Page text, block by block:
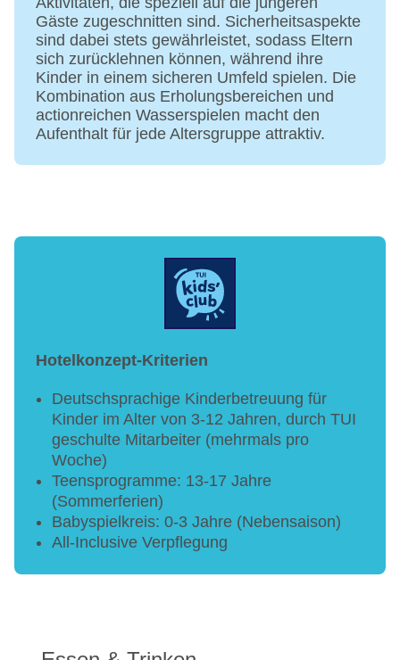
Internet: WLAN/WiFi, im gesamten Hotel
(Anlage): ohne Gebühr
Wäscheservice: gegen Gebühr
Zahlungsarten: TUI Card / VISA, MasterCard,
American Express
Haustiere nicht erlaubt
Gebäudeanzahl: 1, Etagen: 4, Zimmer: 389
Landeskategorie: 4 Sterne
Gäste zugeschnitten sind. Sicherheitsaspekte
sind dabei stets gewährleistet, sodass Eltern
sich zurücklehnen können, während ihre
Kinder in einem sicheren Umfeld spielen. Die
Kombination aus Erholungsbereichen und
actionreichen Wasserspielen macht den
Aufenthalt für jede Altersgruppe attraktiv.
Hotelkonzept-Kriterien
Deutschsprachige Kinderbetreuung für
Kinder im Alter von 3-12 Jahren, durch TUI
geschulte Mitarbeiter (mehrmals pro
Woche)
Teensprogramme: 13-17 Jahre
(Sommerferien)
Babyspielkreis: 0-3 Jahre (Nebensaison)
All-Inclusive Verpflegung